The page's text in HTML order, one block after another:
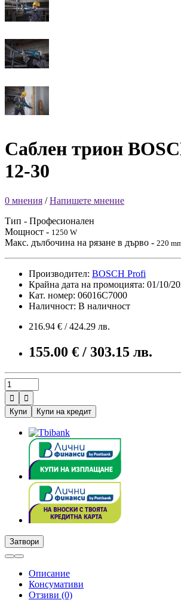
Саблен трион
12-30
0 мнения /Напишете мнение
Тип - Професионален
Мощност - 1250 W
Макс. дълбочина на рязане в дърво - 220
Производител: BOSCH Profi
Крайна дата на промоцията: 01/10/
Кат. номер: 06016C7000
Наличност: В наличност
216.94 € / 424.29 лв.
155.00 € / 303.15 лв.


Купи
Купи на кредит
Затвори
Описание
Консумативи
Отзиви (0)